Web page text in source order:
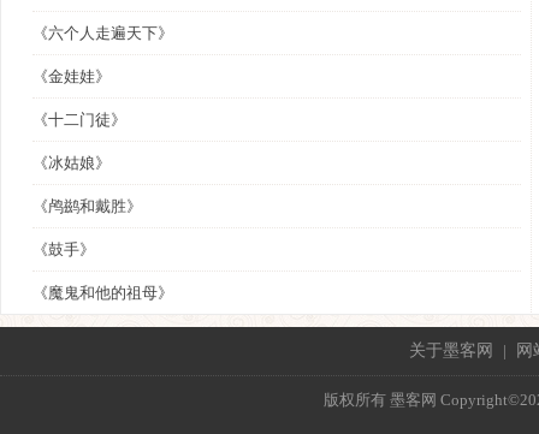
《六个人走遍天下》
《金娃娃》
《十二门徒》
《冰姑娘》
《鸬鹚和戴胜》
《鼓手》
《魔鬼和他的祖母》
关于墨客网 | 网
版权所有 墨客网